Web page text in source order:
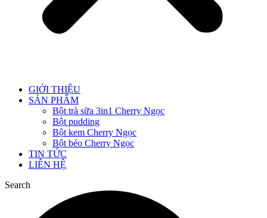
GIỚI THIỆU
SẢN PHẨM
Bột trà sữa 3in1 Cherry Ngọc
Bột pudding
Bột kem Cherry Ngọc
Bột béo Cherry Ngọc
TIN TỨC
LIÊN HỆ
Search